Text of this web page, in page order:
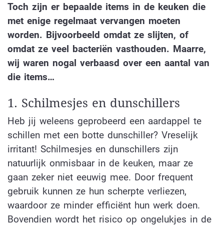
Toch zijn er bepaalde items in de keuken die
met enige regelmaat vervangen moeten
worden. Bijvoorbeeld omdat ze slijten, of
omdat ze veel bacteriën vasthouden. Maarre,
wij waren nogal verbaasd over een aantal van
die items…
1. Schilmesjes en dunschillers
Heb jij weleens geprobeerd een aardappel te
schillen met een botte dunschiller? Vreselijk
irritant! Schilmesjes en dunschillers zijn
natuurlijk onmisbaar in de keuken, maar ze
gaan zeker niet eeuwig mee. Door frequent
gebruik kunnen ze hun scherpte verliezen,
waardoor ze minder efficiënt hun werk doen.
Bovendien wordt het risico op ongelukjes in de